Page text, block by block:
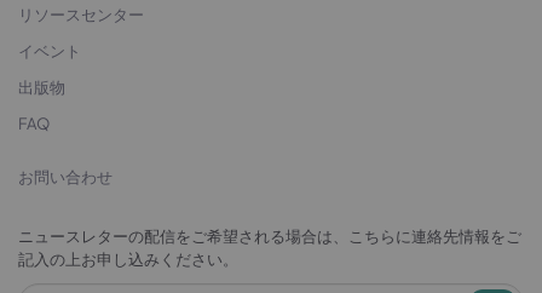
リソースセンター
イベント
出版物
FAQ
お問い合わせ
ニュースレターの配信をご希望される場合は、こちらに連絡先情報をご
記入の上お申し込みください。